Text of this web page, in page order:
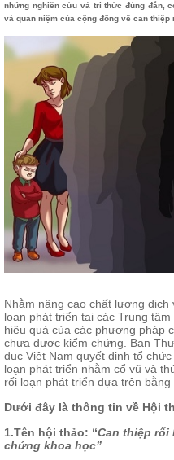
những nghiên cứu và tri thức đúng đắn,
và quan niệm của cộng đồng về can thiệp
Nhằm nâng cao chất lượng
loạn phát triển tại các Trung
hiệu quả của các phương pháp
chưa được kiểm chứng. Ban
dục Việt Nam quyết định tổ
loạn phát triển nhằm cổ vũ và
rối loạn phát triển dựa trên bằng
Dưới đây là thông tin về Hội
1.Tên hội thảo: “Can thiệp rối
chứng khoa học”